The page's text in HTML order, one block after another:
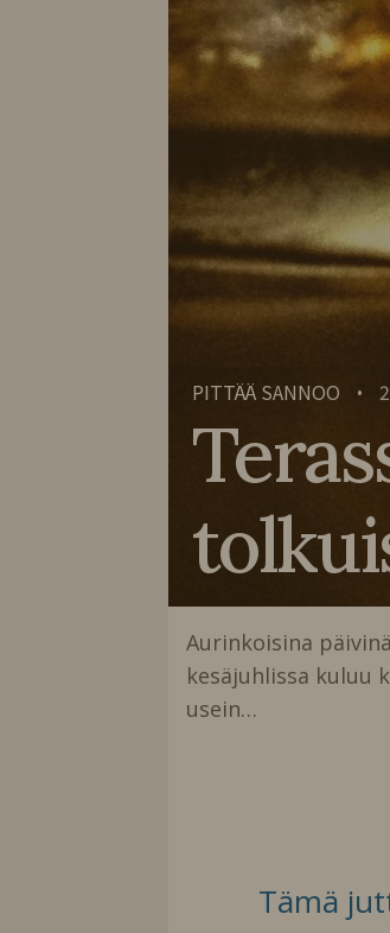
PITTÄÄ SANNOO •
Aurinkoisina
kesäjuhlissa kuluu
usein…
Tämä